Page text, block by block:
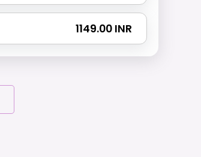
₹ 1149.00 INR